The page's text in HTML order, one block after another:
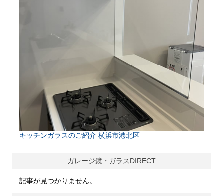
キッチンガラスのご紹介 横浜市港北区
ガレージ鏡・ガラスDIRECT
記事が見つかりません。